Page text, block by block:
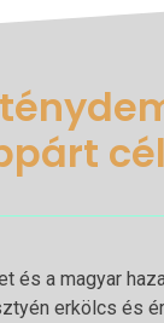
és a magyar
erkölcs és